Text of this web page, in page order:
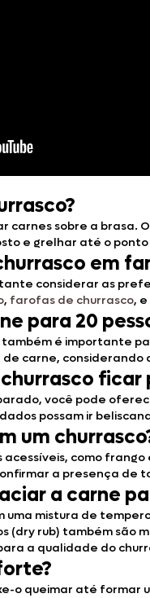
carnes sobre a brasa.
e grelhar até o
em
considerar as
, farofas de churrasco,
para 20
também é importante
de carne,
ficar
você pode
possam ir
um
como frango
a presença de
a carne
mistura de
(dry rub) também são
a qualidade do
o queimar até formar